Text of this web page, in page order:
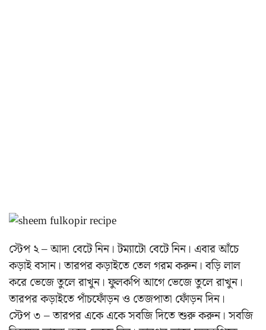
স্টেপ ২ – আদা বেটে নিন। টম্যাটো বেটে নিন। এবার আঁচে
কড়াই বসান। তারপর কড়াইতে তেল গরম করুন। বড়ি লাল
করে ভেজে তুলে রাখুন। ফুলকপি আগে ভেজে তুলে রাখুন।
তারপর কড়াইতে পাঁচফোঁড়ন ও তেজপাতা ফোঁড়ন দিন।
স্টেপ ৩ – তারপর একে একে সবজি দিতে শুরু করুন। সবজি